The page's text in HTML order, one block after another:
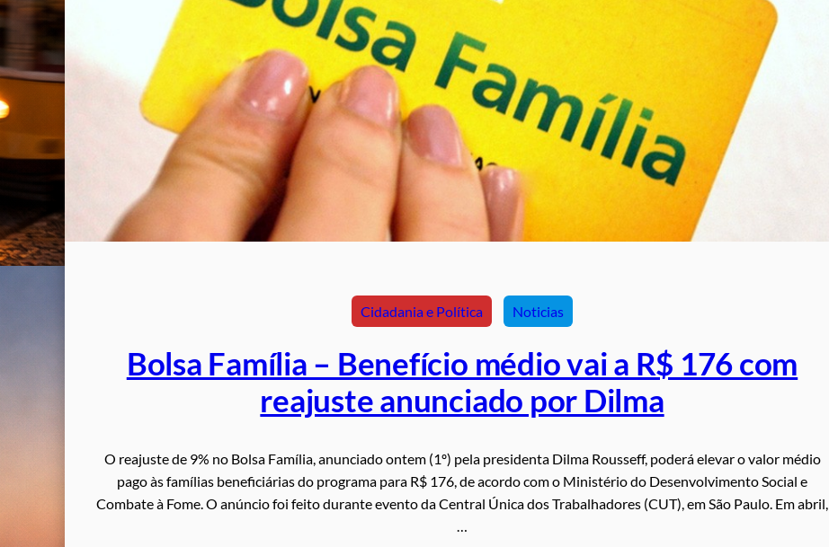
Cidadania e Política Noticias
Bolsa Família – Benefício médio vai a R$ 176 com
reajuste anunciado por Dilma
O reajuste de 9% no Bolsa Família, anunciado ontem (1º) pela presidenta Dilma Rousseff, poderá elevar o valor médio
pago às famílias beneficiárias do programa para R$ 176, de acordo com o Ministério do Desenvolvimento Social e
Combate à Fome. O anúncio foi feito durante evento da Central Única dos Trabalhadores (CUT), em São Paulo. Em abril,
…